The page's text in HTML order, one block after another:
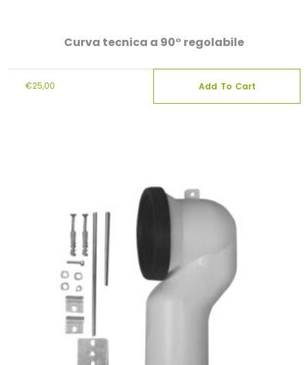
Curva tecnica a 90° regolabile
€25,00 Add To Cart